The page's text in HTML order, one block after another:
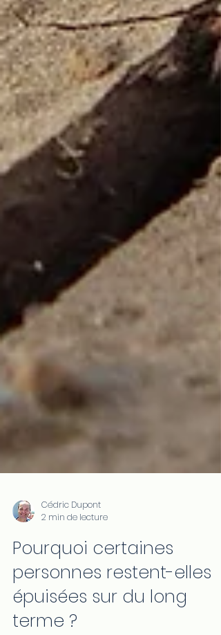
Cédric Dupont
2 min de lecture